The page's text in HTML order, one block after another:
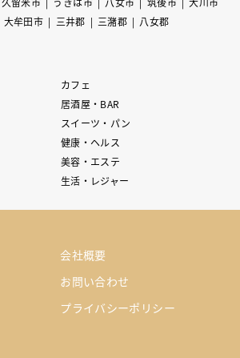
大牟田市 三井郡 三潴郡 八女郡
カフェ
居酒屋・BAR
スイーツ・パン
健康・ヘルス
美容・エステ
生活・レジャー
会社概要
お問い合わせ
プライバシーポリシー